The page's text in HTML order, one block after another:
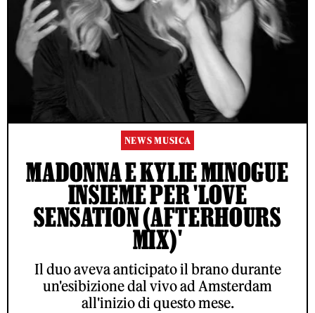
NEWS MUSICA
MADONNA E KYLIE MINOGUE
INSIEME PER 'LOVE
SENSATION (AFTERHOURS
MIX)'
Il duo aveva anticipato il brano durante
un'esibizione dal vivo ad Amsterdam
all'inizio di questo mese.